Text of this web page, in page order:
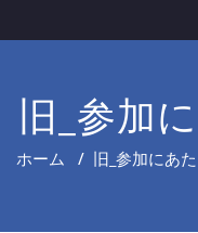
旧_参加
ホーム / 旧_参加にあ